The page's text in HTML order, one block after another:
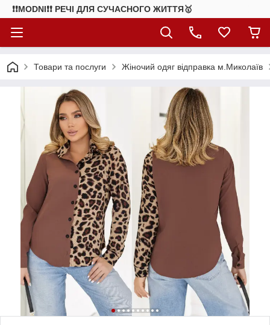
❗❗MODNI❗❗ РЕЧІ ДЛЯ СУЧАСНОГО ЖИТТЯ🥇
Товари та послуги Жіночий одяг відправка м.Миколаїв